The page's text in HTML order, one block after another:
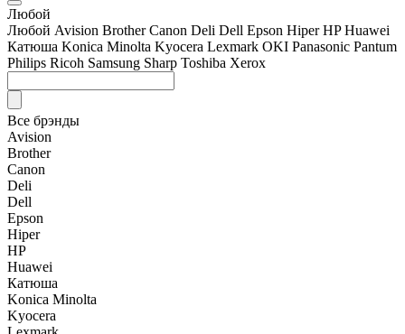
Любой
Любой Avision Brother Canon Deli Dell Epson Hiper HP Huawei
Катюша Konica Minolta Kyocera Lexmark OKI Panasonic Pantum
Philips Ricoh Samsung Sharp Toshiba Xerox
Все брэнды
Avision
Brother
Canon
Deli
Dell
Epson
Hiper
HP
Huawei
Катюша
Konica Minolta
Kyocera